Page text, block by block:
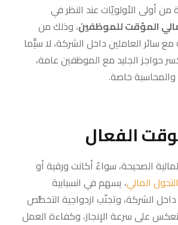
أولى الأولويّات عند النظر في
المؤقت للموظفين، وذلك من
سائر العاملين داخل الشركة، لا سيَّما
حواجز الجليد مع الموظفين عامة،
خاصة.
الصحيحة، سواءٌ أكانت ورقية أو
المالي، يسهم في انسيابية
داخل الشركة، وتجنّب ازدواجية التخصُّص
على سرعة الإنجاز، وكفاءة العمل